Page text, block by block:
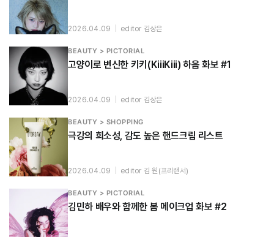
2026.04.09 editor 김상은
BEAUTY > PICTORIAL
고양이로 변신한 키키(KiiiKiii) 하음 화보 #1
2026.04.09 editor 김상은
BEAUTY > SHOPPING
극강의 희소성, 감도 높은 핸드크림 리스트
2026.04.09 editor 김 원(프리랜서)
BEAUTY > PICTORIAL
김민하 배우와 함께한 봄 메이크업 화보 #2